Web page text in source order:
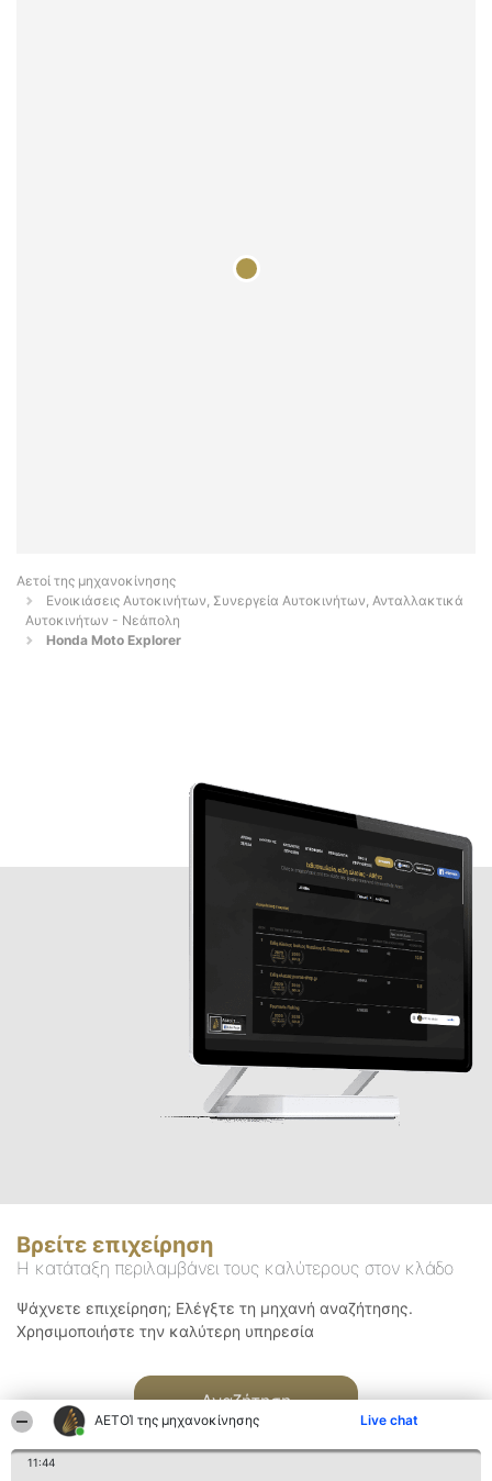
ΑΕΤΟΊ της μηχανοκίνησης Live chat
11:44
Αετοί της μηχανοκίνησης
Ενοικιάσεις Αυτοκινήτων, Συνεργεία Αυτοκινήτων, Ανταλλακτικά
Αυτοκινήτων - Νεάπολη
Honda Moto Explorer
Βρείτε επιχείρηση
Η κατάταξη περιλαμβάνει τους καλύτερους στον κλάδο
Ψάχνετε επιχείρηση; Ελέγξτε τη μηχανή αναζήτησης.
Χρησιμοποιήστε την καλύτερη υπηρεσία
Αναζήτηση